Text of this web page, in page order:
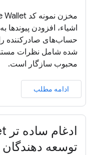
حساب‌های صادرکننده
محبوب سازگار است.
ادامه مطلب
توسعه دهندگان